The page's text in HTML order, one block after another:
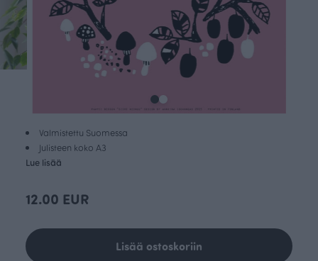
Valmistettu Suomessa
Julisteen koko A3
Lue lisää
12.00 EUR
Lisää ostoskoriin